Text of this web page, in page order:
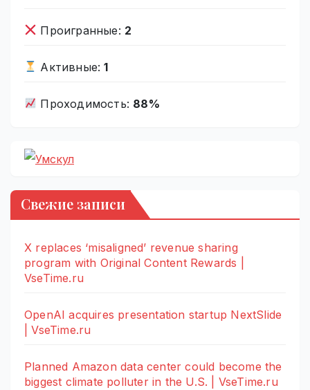
Проигранные: 2
Активные:1
Проходимость: 88%
Свежие записи
X replaces ‘misaligned’ revenue sharing
program with Original Content Rewards |
VseTime.ru
OpenAI acquires presentation startup NextSlide
| VseTime.ru
Planned Amazon data center could become the
biggest climate polluter in the U.S. | VseTime.ru